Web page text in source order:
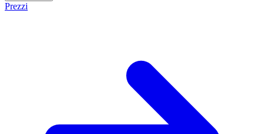
Prezzi